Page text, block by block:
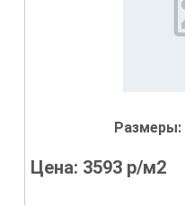
Размеры:
Цена: 3593 р/м2